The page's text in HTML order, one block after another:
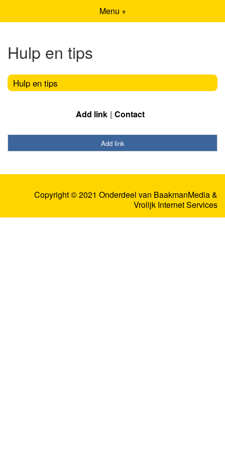
Menu +
Hulp en tips
Hulp en tips
Add link Contact
Add link
Copyright © 2021 Onderdeel van BaakmanMedia&
Vrolijk Internet Services